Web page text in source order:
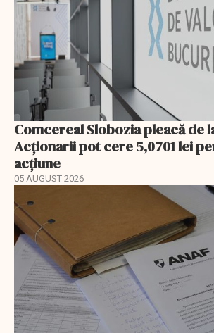
Comcereal Slobozia pleacă de
Acționarii pot cere 5,0701 lei
acțiune
05 AUGUST 2026